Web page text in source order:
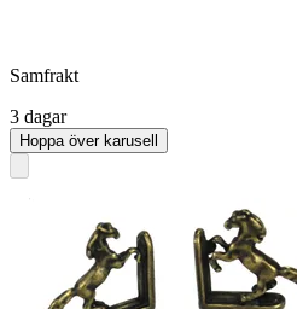
Samfrakt
3 dagar
Hoppa över karusell